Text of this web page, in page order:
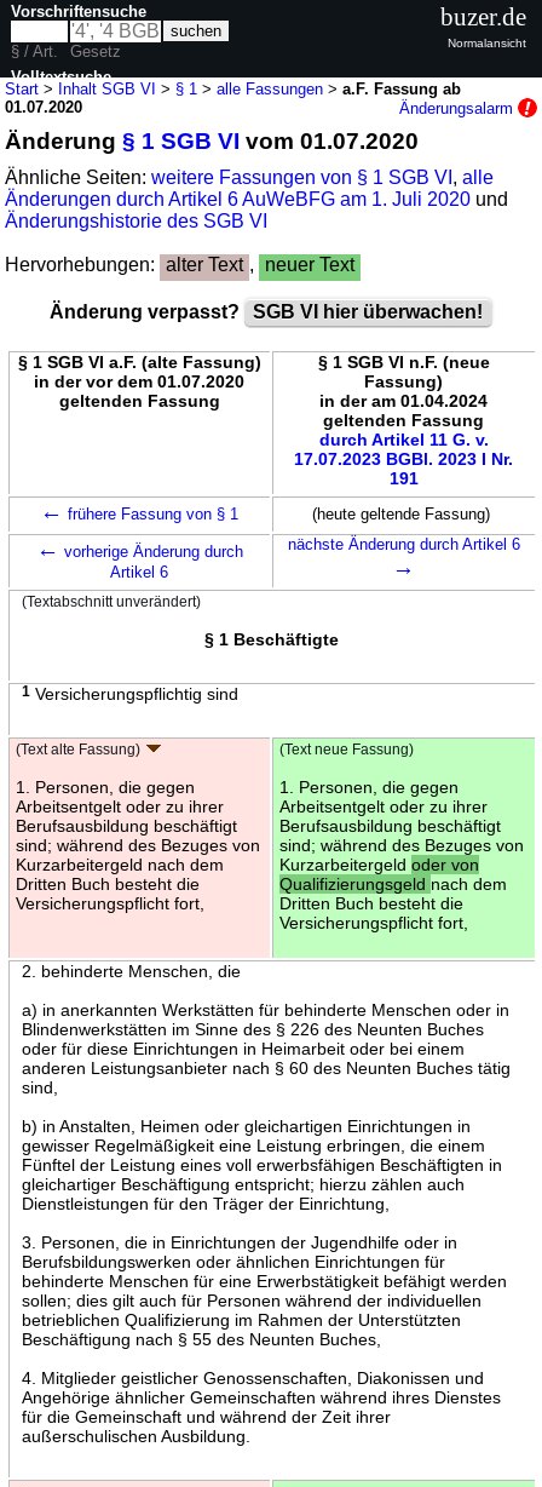
Start > Inhalt SGB VI > § 1 >alle Fassungen >a.F. Fassung ab
01.07.2020
Änderungsalarm
Änderung§ 1 SGB VI vom 01.07.2020
Ähnliche Seiten:weitere Fassungen von § 1 SGB VI ,alle
Änderungen durch Artikel 6 AuWeBFG am 1. Juli 2020 und
Änderungshistorie des SGB VI
Hervorhebungen: alter Text , neuer Text
Änderung verpasst? SGB VI hier überwachen!
§ 1 SGB VI a.F. (alte Fassung)
in der vor dem 01.07.2020
geltenden Fassung
§ 1 SGB VI n.F. (neue
Fassung)
in der am 01.04.2024
geltenden Fassung
durch Artikel 11 G. v.
17.07.2023 BGBl. 2023 I Nr.
191
← frühere Fassung von § 1 (heute geltende Fassung)
← vorherige Änderung durch
Artikel 6
nächste Änderung durch Artikel 6
→
(Textabschnitt unverändert)
§ 1 Beschäftigte
1Versicherungspflichtig sind
(Text alte Fassung)
1. Personen, die gegen
Arbeitsentgelt oder zu ihrer
Berufsausbildung beschäftigt
sind; während des Bezuges von
Kurzarbeitergeld nach dem
Dritten Buch besteht die
Versicherungspflicht fort,
(Text neue Fassung)
1. Personen, die gegen
Arbeitsentgelt oder zu ihrer
Berufsausbildung beschäftigt
sind; während des Bezuges von
Kurzarbeitergeld oder von
Qualifizierungsgeld nach dem
Dritten Buch besteht die
Versicherungspflicht fort,
2. behinderte Menschen, die
a) in anerkannten Werkstätten für behinderte Menschen oder in
Blindenwerkstätten im Sinne des § 226 des Neunten Buches
oder für diese Einrichtungen in Heimarbeit oder bei einem
anderen Leistungsanbieter nach § 60 des Neunten Buches tätig
sind,
b) in Anstalten, Heimen oder gleichartigen Einrichtungen in
gewisser Regelmäßigkeit eine Leistung erbringen, die einem
Fünftel der Leistung eines voll erwerbsfähigen Beschäftigten in
gleichartiger Beschäftigung entspricht; hierzu zählen auch
Dienstleistungen für den Träger der Einrichtung,
3. Personen, die in Einrichtungen der Jugendhilfe oder in
Berufsbildungswerken oder ähnlichen Einrichtungen für
behinderte Menschen für eine Erwerbstätigkeit befähigt werden
sollen; dies gilt auch für Personen während der individuellen
betrieblichen Qualifizierung im Rahmen der Unterstützten
Beschäftigung nach § 55 des Neunten Buches,
4. Mitglieder geistlicher Genossenschaften, Diakonissen und
Angehörige ähnlicher Gemeinschaften während ihres Dienstes
für die Gemeinschaft und während der Zeit ihrer
außerschulischen Ausbildung.
Vorschriftensuche
§ / Art.
Gesetz
Volltextsuche
buzer.de
Normalansicht